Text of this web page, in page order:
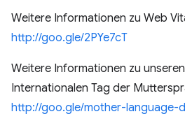
Weitere Informationen zu Web
http://goo.gle/2PYe7cT
Weitere Informationen zu
Internationalen Tag der
http://goo.gle/mother-language-